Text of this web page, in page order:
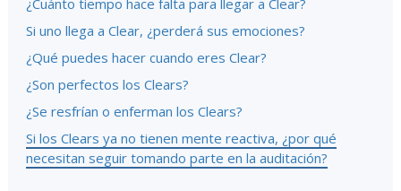
¿Cuánto tiempo hace falta para llegar a Clear?
Si uno llega a Clear, ¿perderá sus emociones?
¿Qué puedes hacer cuando eres Clear?
¿Son perfectos los Clears?
¿Se resfrían o enferman los Clears?
Si los Clears ya no tienen mente reactiva, ¿por qué
necesitan seguir tomando parte en la auditación?